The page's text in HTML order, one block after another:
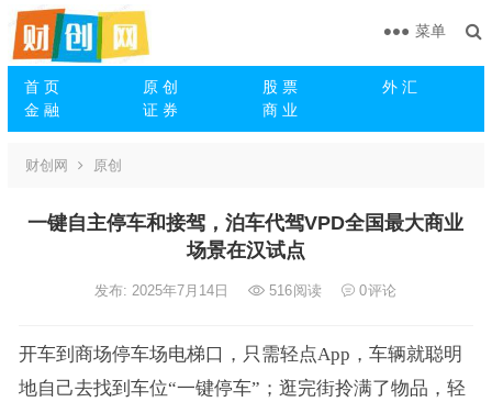
首 页 原 创 股 票
外 汇
金 融
证 券 商 业
菜单
财创网 原创
一键自主停车和接驾，泊车代驾VPD全国最大商业
场景在汉试点
发布: 2025年7月14日 516阅读 0评论
开车到商场停车场电梯口，只需轻点App，车辆就聪明
地自己去找到车位“一键停车”；逛完街拎满了物品，轻